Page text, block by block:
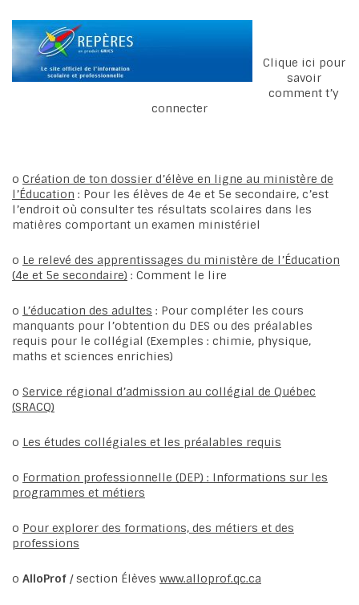
Clique ici pour
savoir
comment t’y
connecter
o Création de ton dossier d’élève en ligne au ministère de
l’Éducation : Pour les élèves de 4e et 5e secondaire, c’est
l’endroit où consulter tes résultats scolaires dans les
matières comportant un examen ministériel
o Le relevé des apprentissages du ministère de l’Éducation
(4e et 5e secondaire) : Comment le lire
o L’éducation des adultes : Pour compléter les cours
manquants pour l’obtention du DES ou des préalables
requis pour le collégial (Exemples : chimie, physique,
maths et sciences enrichies)
o Service régional d’admission au collégial de Québec
(SRACQ)
o Les études collégiales et les préalables requis
o Formation professionnelle (DEP) : Informations sur les
programmes et métiers
o Pour explorer des formations, des métiers et des
professions
o AlloProf / section Élèves www.alloprof.qc.ca